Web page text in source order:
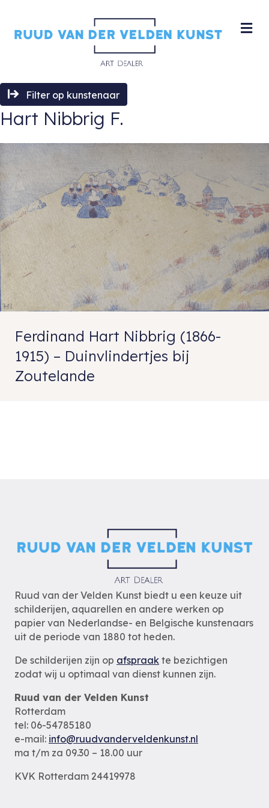
Filter op kunstenaar
Hart Nibbrig F.
Ferdinand Hart Nibbrig (1866-
1915) – Duinvlindertjes bij
Zoutelande
Ruud van der Velden Kunst biedt u een keuze uit
schilderijen, aquarellen en andere werken op
papier van Nederlandse- en Belgische kunstenaars
uit de periode van 1880 tot heden.
De schilderijen zijn op afspraak te bezichtigen
zodat wij u optimaal van dienst kunnen zijn.
Ruud van der Velden Kunst
Rotterdam
tel: 06-54785180
e-mail: info@ruudvanderveldenkunst.nl
ma t/m za 09.30 – 18.00 uur
KVK Rotterdam 24419978